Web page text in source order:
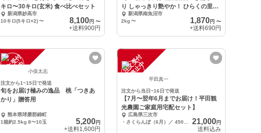
キロ〜30キロ(玄米) 食べ比べセット
新潟県妙高市
10キロ(5キロ×2) 〜 8,100円〜
+送料900円
り しゃっきり艶やか！ ひらくの里フ
ァーム
新潟県南魚沼市
2kg〜 1,870円 〜
+送料690円
注
文
受
付
停
止
中 小俣太志
注文から1~15日で発送
旬をお届け極みの逸品 桃「つきあ
かり」贈答用
熊本県球磨郡錦町
1箱約2.5kg 8〜10玉
5,200円
+送料1,600円
注
文
受
付
停
止
中
平田真一
注文から当日~16日で発送
【7月〜翌年6月までお届け！平田観
光農園ご家庭用宅配セット】
広島県三次市
21,000円
送料込み